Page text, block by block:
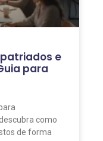
e
para
como
de forma